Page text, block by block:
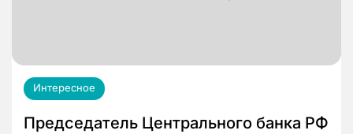
Интересное
Председатель Центрального банка РФ